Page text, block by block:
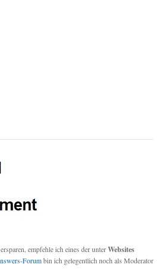
empfehle ich eines der unterWebsites
Forumbin ich gelegentlich noch als Moderator